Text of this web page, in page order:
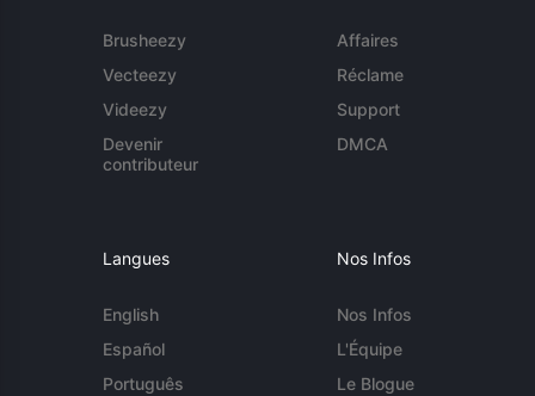
Brusheezy
Vecteezy
Videezy
Devenir
contributeur
Affaires
Réclame
Support
DMCA
Langues
English
Español
Português
Nos Infos
Nos Infos
L'Équipe
Le Blogue